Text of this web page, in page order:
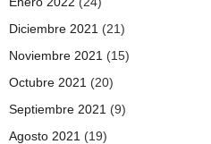
Diciembre 2021 (21)
Noviembre 2021 (15)
Octubre 2021 (20)
Septiembre 2021 (9)
Agosto 2021 (19)